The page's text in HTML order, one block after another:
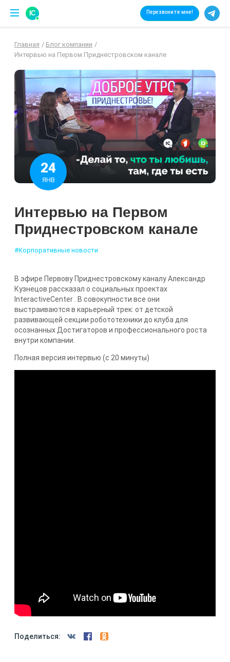
IC Перезвоните мне!
Главная
Блог компании
Интервью на Первом Приднестровском канале
24
ЯНВ
Интервью на Первом
Приднестровском канале
#Корпоративные новости
В эфире Первову Приднестровскому каналу Александр
Кузнецов рассказал о социальных проектах
InteractiveCenter . В совокупности все они
выстраиваются в карьерный трек: от детской
развивающей секции робототехники до клуба для
осознанных Достигаторов и профессионального роста
внутри компании.
Полная версия интервью (с 20 минуты)
Поделиться: